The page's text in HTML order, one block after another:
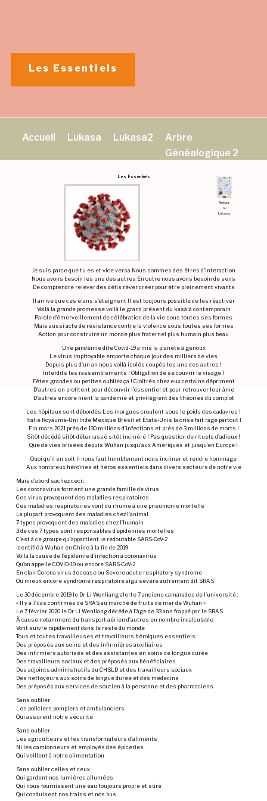
Accueil Lukasa Lukasa2
Arbre
Généalogique 2
Les Essentiels
Les Essentiels
Retour
au
Lukasa
Je suis parce que tu es et vice versa Nous sommes des êtres d’interaction
Nous avons besoin les uns des autres En outre nous avons besoin de sens
De comprendre relever des défis rêver créer pour être pleinement vivants
Il arrive que ces élans s’éteignent Il est toujours possible de les réactiver
Voilà la grande promesse voilà le grand présent du kasàlà contemporain
Parole d’émerveillement de célébration de la vie sous toutes ses formes
Mais aussi acte de résistance contre la violence sous toutes ses formes
Action pour construire un monde plus fraternel plus humain plus beau
Une pandémie dite Covid-19 a mis la planète à genoux
Le virus impitoyable emporte chaque jour des milliers de vies
Depuis plus d’un an nous voilà isolés coupés les uns des autres !
Interdits les rassemblements ! Obligation de se couvrir le visage !
Fêtes grandes ou petites oubliez ça ! Cloîtrés chez eux certains dépriment
D’autres en profitent pour découvrir l’essentiel et pour retrouver leur âme
D’autres encore nient la pandémie et privilégient des théories du complot
Les hôpitaux sont débordés Les morgues croulent sous le poids des cadavres !
Italie Royaume-Uni Inde Mexique Brésil et États-Unis la crise fait rage partout !
Fin mars 2021 près de 130 millions d’infections et près de 3 millions de morts !
Sitôt décédé sitôt débarrassé sitôt incinéré ! Pas question de rituels d’adieux !
Que de vies brisées depuis Wuhan jusqu’aux Amériques et jusqu’en Europe !
Quoi qu’il en soit il nous faut humblement nous incliner et rendre hommage
Aux nombreux héroïnes et héros essentiels dans divers secteurs de notre vie
Mais d’abord sachez ceci :
Les coronavirus forment une grande famille de virus
Ces virus provoquent des maladies respiratoires
Ces maladies respiratoires vont du rhume à une pneumonie mortelle
La plupart provoquent des maladies chez l’animal
7 types provoquent des maladies chez l’humain
3 de ces 7 types sont responsables d’épidémies mortelles
C’est à ce groupe qu’appartient le redoutable SARS-CoV-2
Identifié à Wuhan en Chine à la fin de 2019
Voilà la cause de l’épidémie d’infection à coronavirus
Qu’on appelle COVID-19 ou encore SARS-CoV-2
En clair Corona virus desease ou Severe acute respiratory syndrome
Ou mieux encore syndrome respiratoire aigu sévère autrement dit SRAS
Le 30 décembre 2019 le Dr Li Wenliang alerte 7 anciens camarades de l’université :
« Il y a 7 cas confirmés de SRAS au marché de fruits de mer de Wuhan »
Le 7 février 2020 le Dr Li Wenliang décède à l’âge de 33 ans frappé par le SRAS
À cause notamment du transport aérien d’autres en nombre incalculable
Vont suivre rapidement dans le reste du monde
Tous et toutes travailleuses et travailleurs héroïques essentiels :
Des préposés aux soins et des infirmières auxiliaires
Des infirmiers autorisés et des assistantes en soins de longue durée
Des travailleurs sociaux et des préposés aux bénéficiaires
Des adjoints administratifs du CHSLD et des travailleurs sociaux
Des nettoyeurs aux soins de longue durée et des médecins
Des préposés aux services de soutien à la personne et des pharmaciens
Sans oublier
Les policiers pompiers et ambulanciers
Qui assurent notre sécurité
Sans oublier
Les agriculteurs et les transformateurs d’aliments
Ni les camionneurs et employés des épiceries
Qui veillent à notre alimentation
Sans oublier celles et ceux
Qui gardent nos lumières allumées
Qui nous fournissent une eau toujours propre et sûre
Qui conduisent nos trains et nos bus